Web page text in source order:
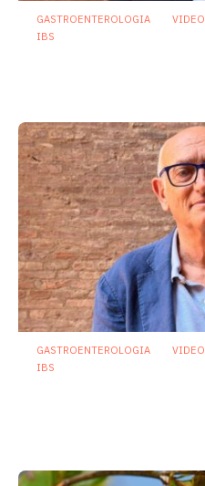
GASTROENTEROLOGIA
VIDEO
IBS
GASTROENTEROLOGIA
VIDEO
IBS